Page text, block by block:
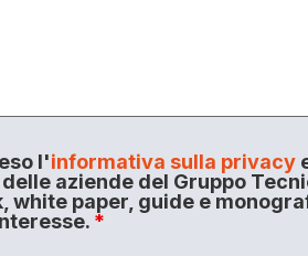
l'informativa sulla privacy
aziende del Gruppo
white paper, guide e
*